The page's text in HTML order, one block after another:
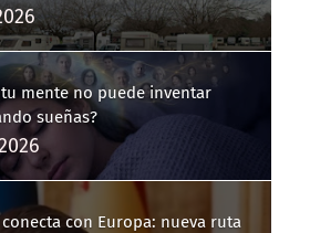
tu mente no puede inventar
sueñas?
conecta con Europa: nueva ruta